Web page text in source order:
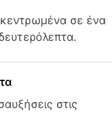
σε ένα
στις